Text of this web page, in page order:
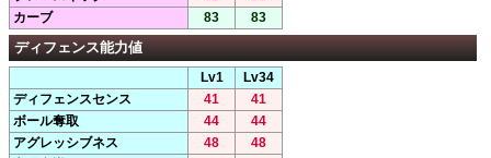
カーブ
83 83
ディフェンス能力値
Lv1
Lv34
ディフェンスセンス
41
41
ボール奪取
44
44
アグレッシブネス
48
48